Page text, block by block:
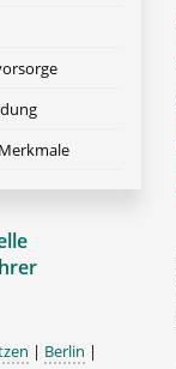
| Berlin |